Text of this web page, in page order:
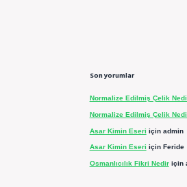
Son yorumlar
Normalize Edilmiş Çelik
Normalize Edilmiş Çelik
Asar Kimin Eseri için admin
Asar Kimin Eseri için Feride
Osmanlıcılık Fikri Nediriçin